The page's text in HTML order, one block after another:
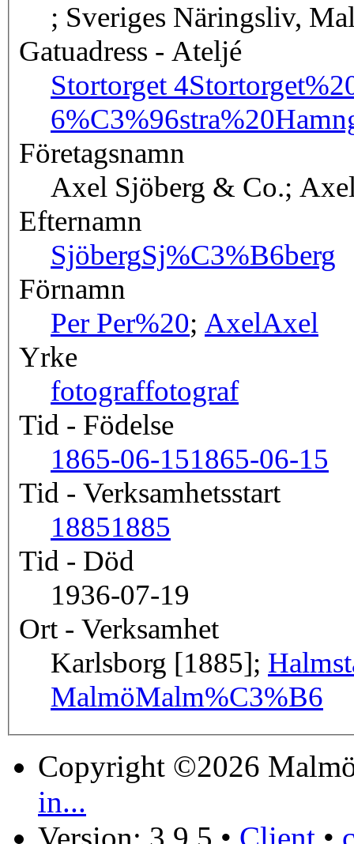
; Sveriges Näringsliv,
Gatuadress - Ateljé
Stortorget 4
6
Företagsnamn
Axel Sjöberg & Co.;
Efternamn
SjöbergSj%C3%B6berg
Förnamn
Per Per%20; AxelAxel
Yrke
fotograffotograf
Tid - Födelse
1865-06-151865-06-15
Tid - Verksamhetsstart
18851885
Tid - Död
1936-07-19
Ort - Verksamhet
Karlsborg [1885];
MalmöMalm%C3%B6
Copyright ©2026
in...